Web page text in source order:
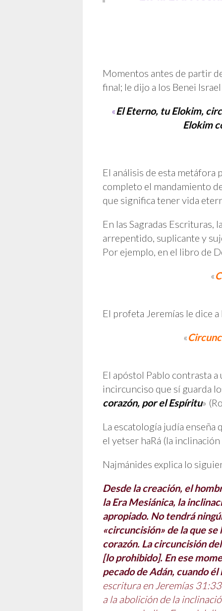
Momentos antes de partir
final; le dijo a los Benei
«El Eterno, tu Elokim,
Elokim
El análisis de esta metáfora
completo el mandamiento
que significa tener vida
En las Sagradas Escrituras,
arrepentido, suplicante y
Por ejemplo, en el libro de
«
El profeta Jeremías le dice
«
El apóstol Pablo contrasta
incircunciso que sí guarda
corazón, por el Espíritu»
La escatología judía
el yetser haRá (la
Najmánides explica lo
Desde la creación, el
la Era Mesiánica, la
apropiado. No tendrá
«circuncisión» de la que
corazón. La circuncisión
[lo prohibido]. En ese
pecado de Adán, cuando
escritura en Jeremías
a la abolición de la